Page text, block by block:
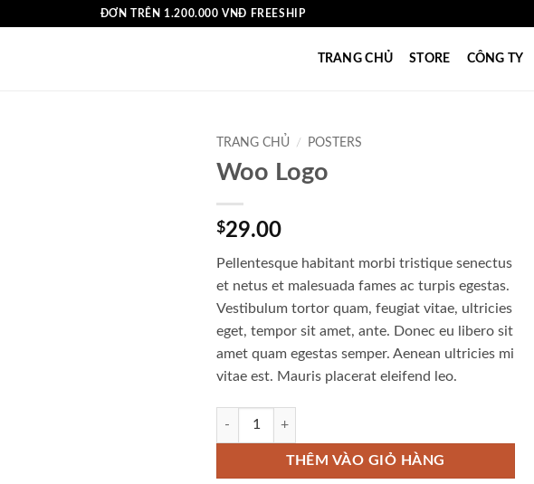
ĐƠN TRÊN 1.200.000 VNĐ FREESHIP
TRANG CHỦ STORE CÔNG TY
TRANG CHỦ / POSTERS
Woo Logo
$29.00
Pellentesque habitant morbi tristique senectus
et netus et malesuada fames ac turpis egestas.
Vestibulum tortor quam, feugiat vitae, ultricies
eget, tempor sit amet, ante. Donec eu libero sit
amet quam egestas semper. Aenean ultricies mi
vitae est. Mauris placerat eleifend leo.
Woo Logo số lượng
THÊM VÀO GIỎ HÀNG